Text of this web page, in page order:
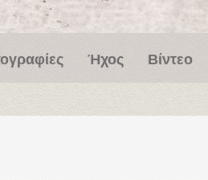
Ήχος Βίντεο